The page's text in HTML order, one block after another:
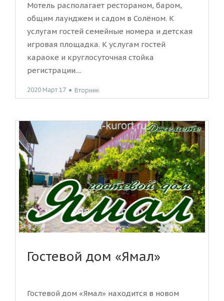
Мотель располагает рестораном, баром,
общим лаунджем и садом в Солёном. К
услугам гостей семейные номера и детская
игровая площадка. К услугам гостей
караоке и круглосуточная стойка
регистрации....
2020 Март 17 ● Вторник
Гостевой дом «Ямал»
Гостевой дом «Ямал» находится в новом